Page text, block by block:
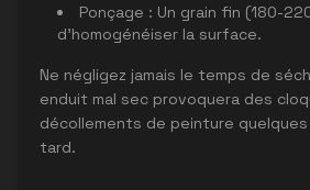
Ponçage : Un grain fin (180-
d'homogénéiser la surface.
Ne négligez jamais le temps de
enduit mal sec provoquera des
décollements de peinture quelques
tard.